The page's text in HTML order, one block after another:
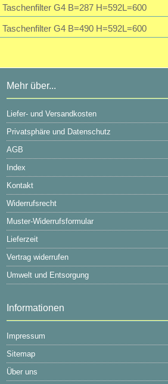
Taschenfilter G4 B=287 H=592L=600
Taschenfilter G4 B=490 H=592L=600
Mehr über...
Liefer- und Versandkosten
Privatsphäre und Datenschutz
AGB
Index
Kontakt
Widerrufsrecht
Muster-Widerrufsformular
Lieferzeit
Vertrag widerrufen
Umwelt und Entsorgung
Informationen
Impressum
Sitemap
Über uns